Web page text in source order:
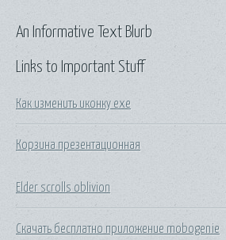
Links to Important Stuff
Как изменить иконку exe
Корзина презентационная
Elder scrolls oblivion
Скачать бесплатно приложение mobogenie
An Informative Text Blurb